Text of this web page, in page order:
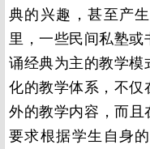
典的兴趣，甚至产
里，一些民间私塾
诵经典为主的教学模
化的教学体系，不仅
外的教学内容，而且
要求根据学生自身